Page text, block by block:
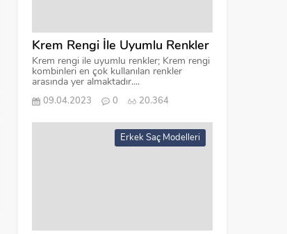
Krem Rengi İle Uyumlu Renkler
Krem rengi ile uyumlu renkler; Krem rengi
kombinleri en çok kullanılan renkler
arasında yer almaktadır....
09.04.2023 0 20.364
Erkek Saç Modelleri